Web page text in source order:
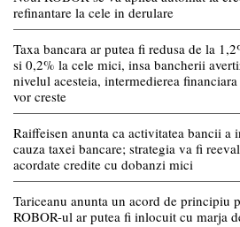
refinantare la cele in derulare
Taxa bancara ar putea fi redusa de la
si 0,2% la cele mici, insa bancherii
nivelul acesteia, intermedierea
vor creste
Raiffeisen anunta ca activitatea bancii a
cauza taxei bancare; strategia va fi
acordate credite cu dobanzi mici
Tariceanu anunta un acord de principiu
ROBOR-ul ar putea fi inlocuit cu marja